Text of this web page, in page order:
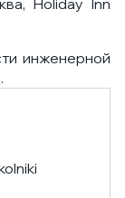
Holiday Inn
инженерной